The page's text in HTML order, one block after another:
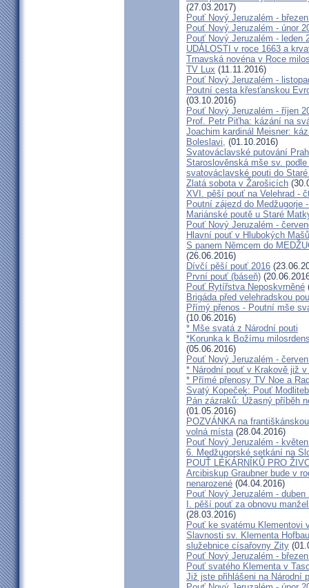
(27.03.2017)
Pouť Nový Jeruzalém -
Pouť Nový Jeruzalém - únor
Pouť Nový Jeruzalém - leden
UDÁLOSTI v roce 1663 a
Trnavská novéna v Roce
TV Lux (11.11.2016)
Pouť Nový Jeruzalém -
Poutní cesta křesťanskou
(03.10.2016)
Pouť Nový Jeruzalém - říjen
Prof. Petr Piťha: kázání na
Joachim kardinál Meisner:
Boleslavi, (01.10.2016)
Svatováclavské putování
Staroslověnská mše sv.
svatováclavské pouti do
Zlatá sobota v Žarošicích
XVI. pěší pouť na Velehrad -
Poutní zájezd do Medžugorje
Mariánské poutě u Staré
Pouť Nový Jeruzalém -
Hlavní pouť v Hlubokých
S panem Němcem do
(26.06.2016)
Dívčí pěší pouť 2016
První pouť (báseň)
Pouť Rytířstva Neposkvrněné
Brigáda před velehradskou
Přímý přenos - Poutní mše
(10.06.2016)
* Mše svatá z Národní pouti
*Korunka k Božímu
(05.06.2016)
Pouť Nový Jeruzalém -
* Národní pouť v Krakově již
* Přímé přenosy TV Noe a
Svatý Kopeček: Pouť
Pán zázraků: Úžasný příběh
(01.05.2016)
POZVÁNKA na
volná místa(28.04.2016)
Pouť Nový Jeruzalém -
6. Medžugorské setkání na
POUŤ LÉKÁRNÍKŮ PRO
Arcibiskup Graubner bude v
nenarozené (04.04.2016)
Pouť Nový Jeruzalém - duben
I. pěší pouť za obnovu
(28.03.2016)
Pouť ke svatému Klementovi
Slavnosti sv. Klementa
služebnice císařovny Zity
Pouť Nový Jeruzalém -
Pouť svatého Klementa v
Již jste přihlášeni na Národní